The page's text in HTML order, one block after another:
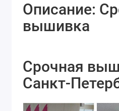
Описание:
вышивка
Срочная
Санкт-